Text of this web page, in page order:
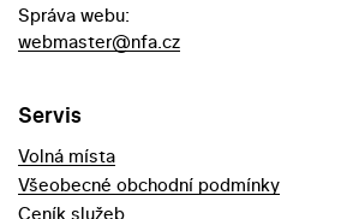
Správa webu:
webmaster@nfa.cz
Servis
Volná místa
Všeobecné obchodní podmínky
Ceník služeb